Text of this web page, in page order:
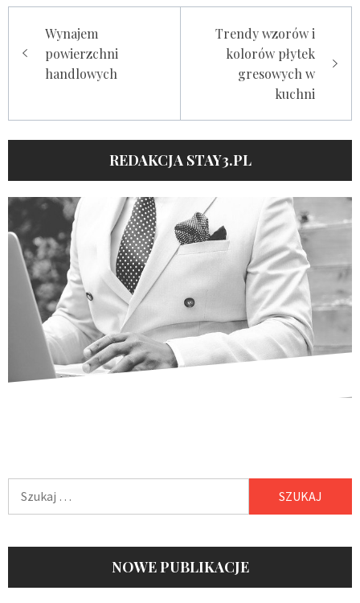
wpisuWynajem
powierzchni
handlowych
Trendy wzorów i
kolorów płytek
gresowych w
kuchni
REDAKCJA STAY3.PL
Szukaj:
NOWE PUBLIKACJE